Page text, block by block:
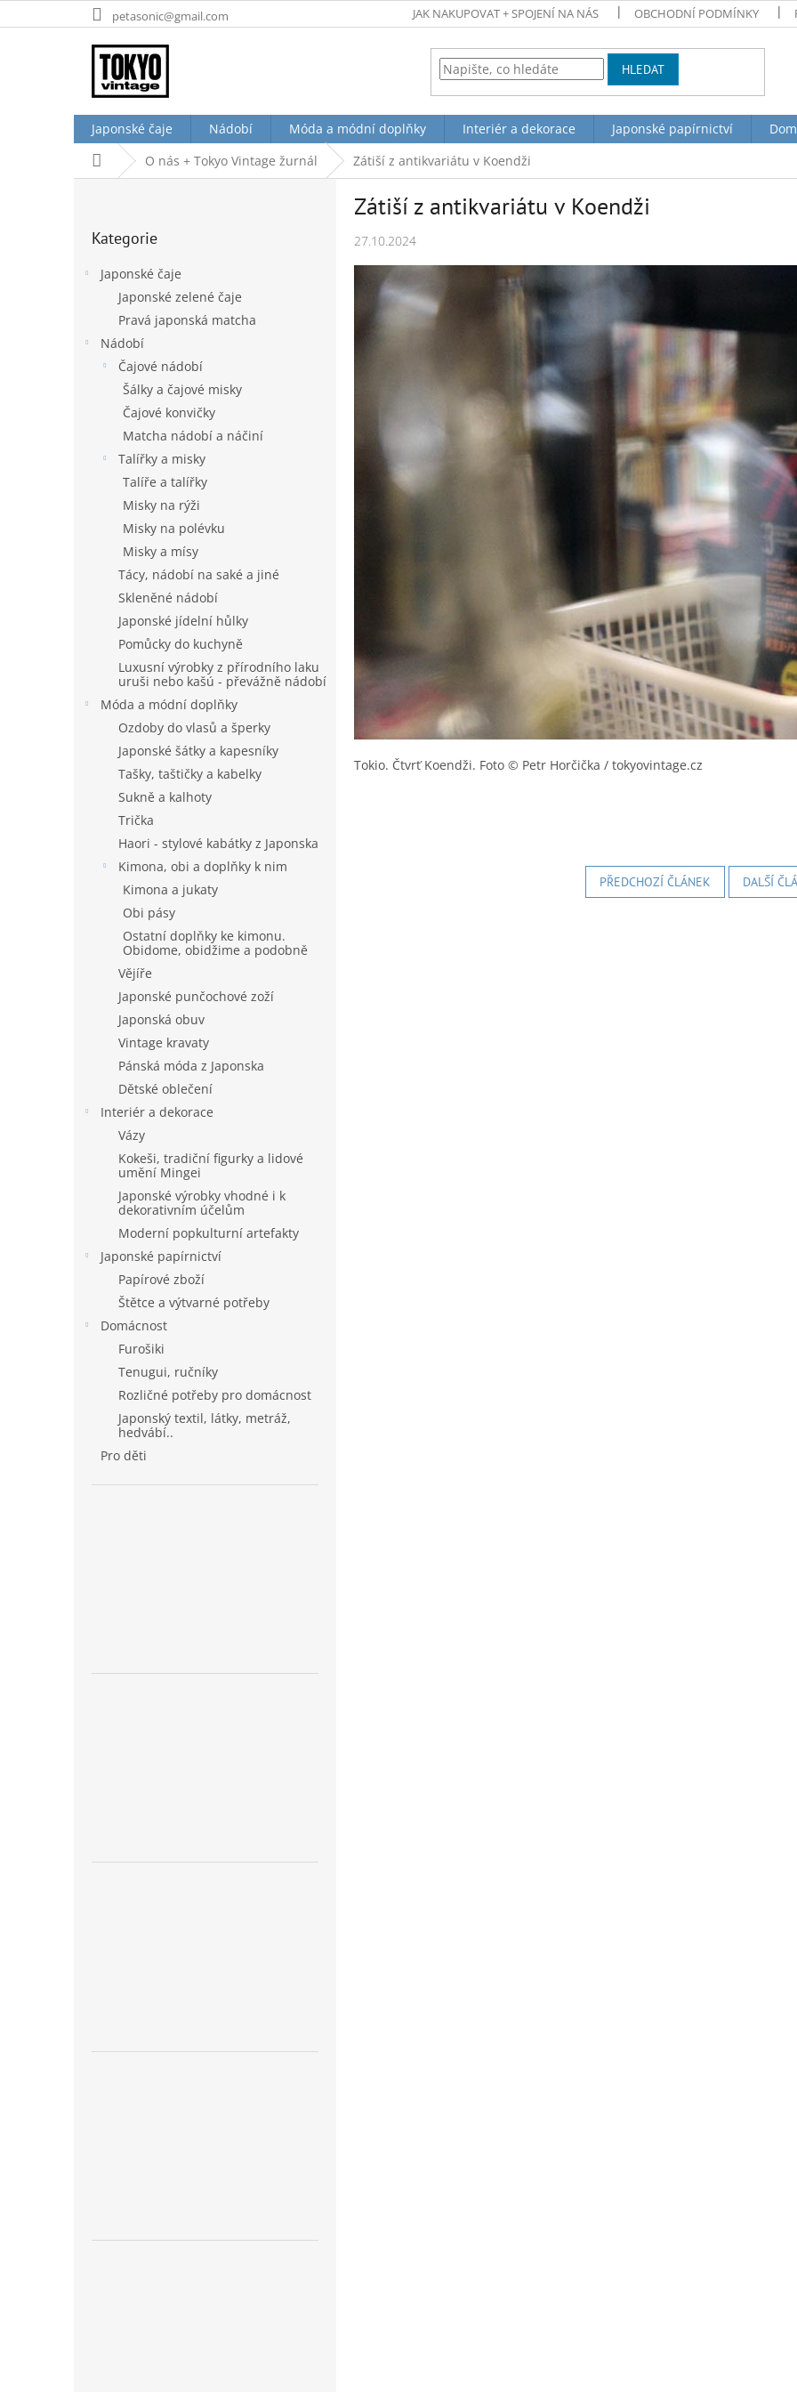
na
petasonic@gmail.com JAK NAKUPOVAT + SPOJENÍ NA NÁS OBCHODNÍ PODMÍNKY
HLEDAT
Japonské čaje Nádobí Móda a módní doplňky Interiér a dekorace Japonské papírnictví
Domů O nás + Tokyo Vintage žurnál Zátiší z antikvariátu v Koendži
kategorie
Kategorie
Japonské čaje
Japonské zelené čaje
Pravá japonská matcha
Nádobí
Čajové nádobí
Šálky a čajové misky
Čajové konvičky
Matcha nádobí a náčiní
Talířky a misky
Talíře a talířky
Misky na rýži
Misky na polévku
Misky a mísy
Tácy, nádobí na saké a jiné
Skleněné nádobí
Japonské jídelní hůlky
Pomůcky do kuchyně
Luxusní výrobky z přírodního laku
uruši nebo kašú - převážně nádobí
Móda a módní doplňky
Ozdoby do vlasů a šperky
Japonské šátky a kapesníky
Tašky, taštičky a kabelky
Sukně a kalhoty
Trička
Haori - stylové kabátky z Japonska
Kimona, obi a doplňky k nim
Kimona a jukaty
Obi pásy
Ostatní doplňky ke kimonu.
Obidome, obidžime a podobně
Vějíře
Japonské punčochové zoží
Japonská obuv
Vintage kravaty
Pánská móda z Japonska
Dětské oblečení
Interiér a dekorace
Vázy
Kokeši, tradiční figurky a lidové
umění Mingei
Japonské výrobky vhodné i k
dekorativním účelům
Moderní popkulturní artefakty
Japonské papírnictví
Papírové zboží
Štětce a výtvarné potřeby
Domácnost
Furošiki
Tenugui, ručníky
Rozličné potřeby pro domácnost
Japonský textil, látky, metráž,
hedvábí..
Pro děti
Zátiší z antikvariátu v Koendži
27.10.2024
Tokio. Čtvrť Koendži. Foto © Petr Horčička / tokyovintage.cz
PŘEDCHOZÍ ČLÁNEK DALŠÍ